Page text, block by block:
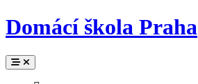
Skip
to
Domácí škola Praha